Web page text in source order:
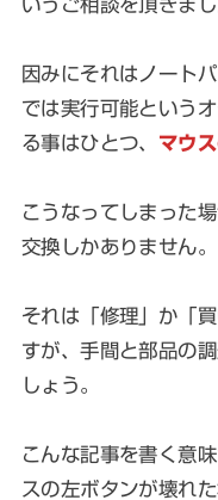
いうご相談を頂きまし
因みにそれはノート
では実行可能という
る事はひとつ、 マウ
こうなってしまった
交換しかありません。
それは「修理」か「
すが、手間と部品の
しょう。
こんな記事を書く意
スの左ボタンが壊れ